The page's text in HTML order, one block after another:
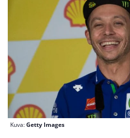
Kuva:Getty Images